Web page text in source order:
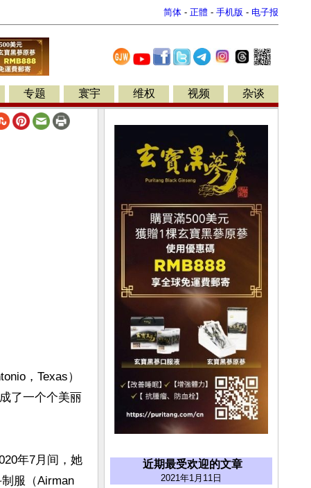
简体 - 正體 - 手机版 - 电子报
专题 寰宇 维权 视频 杂谈
，Texas）
了一个个美丽
年7月间，她
服（Airman
近期最受欢迎的文章
2021年1月11日